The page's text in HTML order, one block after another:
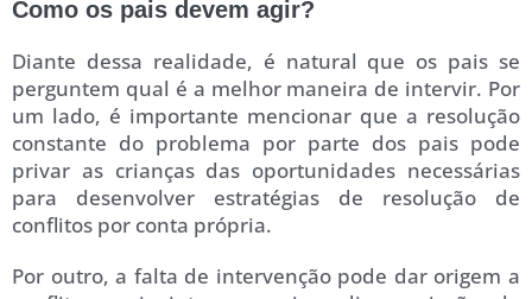
Como os pais devem agir?
Diante dessa realidade, é natural que os pais se
perguntem qual é a melhor maneira de intervir. Por
um lado, é importante mencionar que a resolução
constante do problema por parte dos pais pode
privar as crianças das oportunidades necessárias
para desenvolver estratégias de resolução de
conflitos por conta própria.
Por outro, a falta de intervenção pode dar origem a